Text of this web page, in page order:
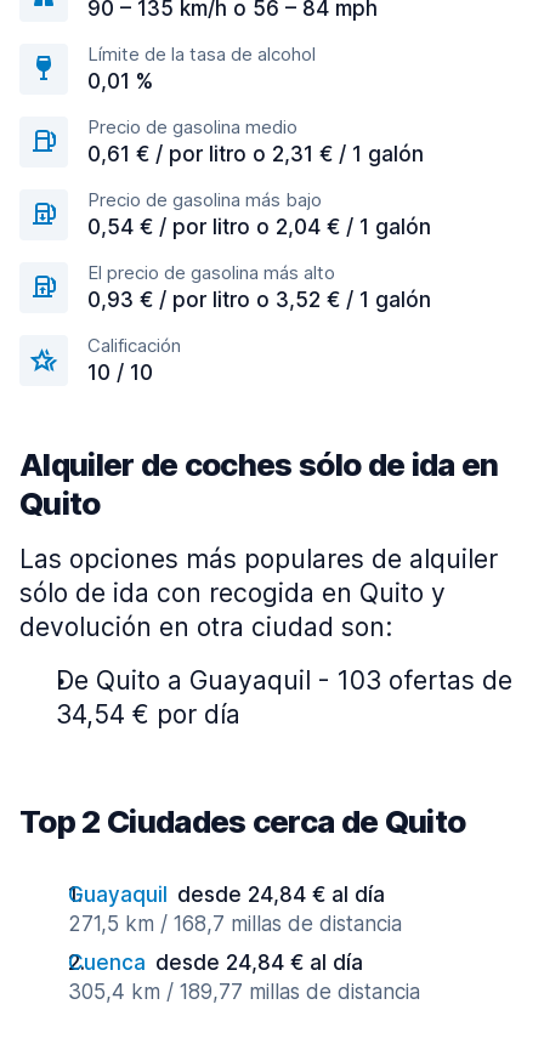
90 – 135 km/h o 56 – 84 mph
Límite de la tasa de alcohol
0,01 %
Precio de gasolina medio
0,61 € / por litro o 2,31 € / 1 galón
Precio de gasolina más bajo
0,54 € / por litro o 2,04 € / 1 galón
El precio de gasolina más alto
0,93 € / por litro o 3,52 € / 1 galón
Calificación
10 / 10
Alquiler de coches sólo de ida en
Quito
Las opciones más populares de alquiler
sólo de ida con recogida en Quito y
devolución en otra ciudad son:
De Quito a Guayaquil - 103 ofertas de
34,54 € por día
Top 2 Ciudades cerca de Quito
Guayaquil
desde 24,84 € al día
271,5 km / 168,7 millas de distancia
Cuenca desde 24,84 € al día
305,4 km / 189,77 millas de distancia